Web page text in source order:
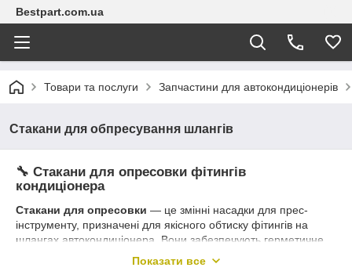
Bestpart.com.ua
Товари та послуги Запчастини для автокондиціонерів
Стакани для обпресування шлангів
🔧 Стакани для опресовки фітингів
кондиціонера
Стакани для опресовки — це змінні насадки для прес-
інструменту, призначені для якісного обтиску фітингів на
шлангах автокондиціонера. Вони забезпечують герметичне
з’єднання шланга з фітингом, яке витримує високий тиск у
Показати все